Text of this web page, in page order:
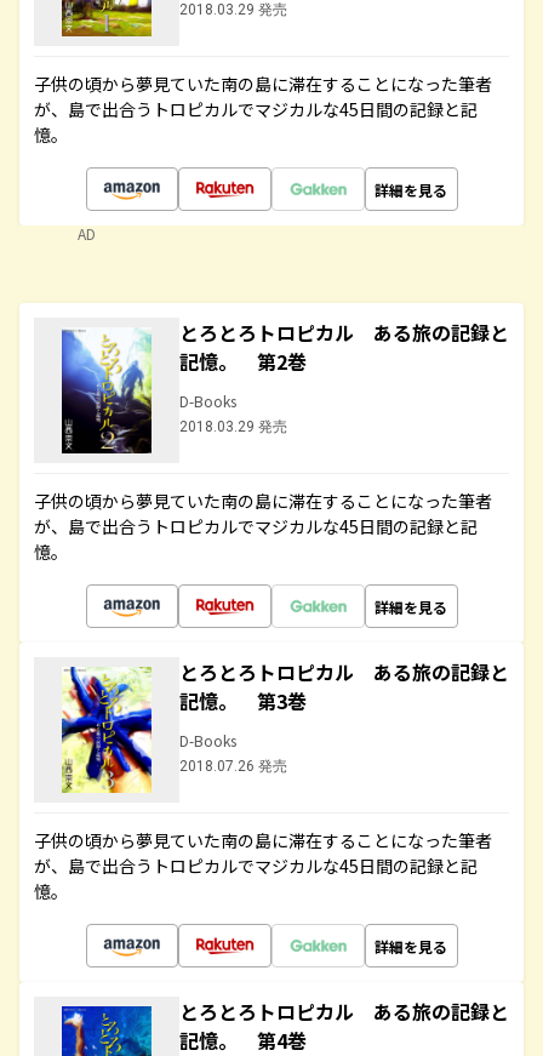
2018.03.29 発売
子供の頃から夢見ていた南の島に滞在することになった筆者
が、島で出合うトロピカルでマジカルな45日間の記録と記
憶。
詳細を見る
AD
とろとろトロピカル ある旅の記録と
記憶。 第2巻
D-Books
2018.03.29 発売
子供の頃から夢見ていた南の島に滞在することになった筆者
が、島で出合うトロピカルでマジカルな45日間の記録と記
憶。
詳細を見る
とろとろトロピカル ある旅の記録と
記憶。 第3巻
D-Books
2018.07.26 発売
子供の頃から夢見ていた南の島に滞在することになった筆者
が、島で出合うトロピカルでマジカルな45日間の記録と記
憶。
詳細を見る
とろとろトロピカル ある旅の記録と
記憶。 第4巻